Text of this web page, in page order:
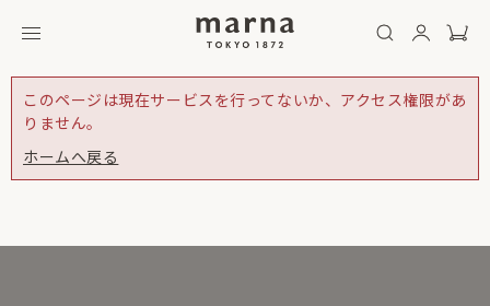
このページは現在サービスを行ってないか、アクセス権限があ
りません。
ホームへ戻る